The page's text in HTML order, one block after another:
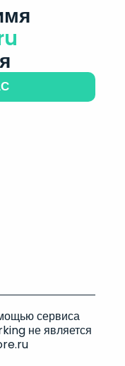
сервиса
не является